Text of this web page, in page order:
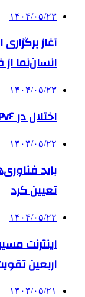
۱۴۰۴/۰۵/۲۳
آغاز
انسان‌نما از
۱۴۰۴/۰۵/۲۳
اختلال در IPv۶ تکذیب شد
۱۴۰۴/۰۵/۲۲
باید
تعیین کرد
۱۴۰۴/۰۵/۲۲
اینترنت
اربعین
۱۴۰۴/۰۵/۲۱